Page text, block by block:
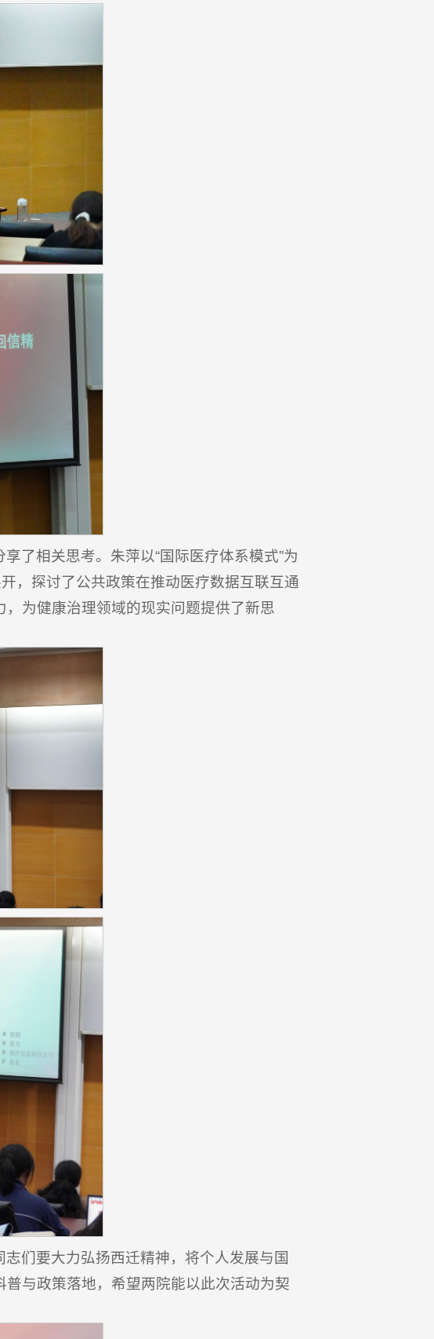
了相关思考。朱萍以“国际医疗体系模式”为
，探讨了公共政策在推动医疗数据互联互通
为健康治理领域的现实问题提供了新思
们要大力弘扬西迁精神，将个人发展与国
与政策落地，希望两院能以此次活动为契